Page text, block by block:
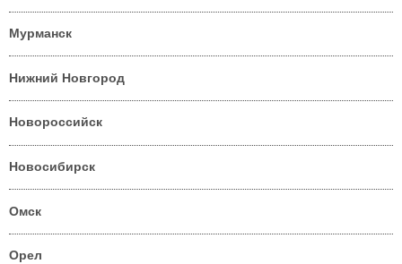
Мурманск
Нижний Новгород
Новороссийск
Новосибирск
Омск
Орел